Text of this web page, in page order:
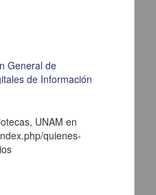
tracto genital por la protoxina
el ciclo estral en ratones
General de
de Información
UNAM en
quienes-